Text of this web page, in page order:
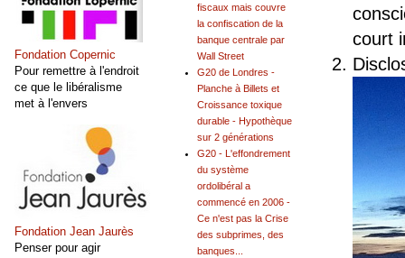
court
fiscaux mais couvre
la confiscation de la
banque centrale par
Wall Street
G20 de Londres -
Planche à Billets et
Croissance toxique
durable - Hypothèque
sur 2 générations
G20 - L'effondrement
du système
ordolibéral a
commencé en 2006 -
Ce n'est pas la Crise
des subprimes, des
banques...
Fondation Copernic
Pour remettre à l'endroit
ce que le libéralisme
met à l'envers
Fondation Jean Jaurès
Penser pour agir